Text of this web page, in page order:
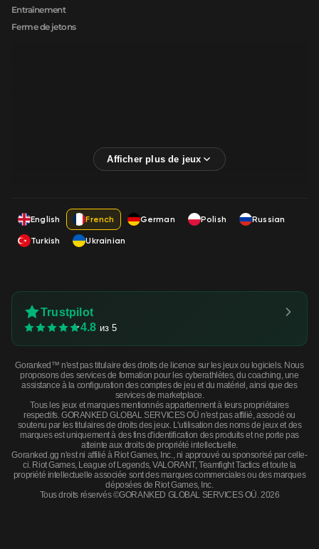
Entraînement
Ferme de jetons
English French German Polish
Russian
Turkish
Ukrainian
Trustpilot
4.8 из 5
Goranked™ n'est pas titulaire des droits de licence sur les jeux ou logiciels. Nous
proposons des services de formation pour les cyberathlètes, du coaching, une
assistance à la configuration des comptes de jeu et du matériel, ainsi que des
services de marketplace.
Tous les jeux et marques mentionnés appartiennent à leurs propriétaires
respectifs. GORANKED GLOBAL SERVICES OÜ n'est pas affilié, associé ou
soutenu par les titulaires de droits des jeux. L'utilisation des noms de jeux et des
marques est uniquement à des fins d'identification des produits et ne porte pas
atteinte aux droits de propriété intellectuelle.
Goranked.gg n'est ni affilié à Riot Games, Inc., ni approuvé ou sponsorisé par celle-
ci. Riot Games, League of Legends, VALORANT, Teamfight Tactics et toute la
propriété intellectuelle associée sont des marques commerciales ou des marques
déposées de Riot Games, Inc.
Tous droits réservés ©GORANKED GLOBAL SERVICES OÜ. 2026